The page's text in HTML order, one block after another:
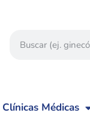
Clínicas Médicas